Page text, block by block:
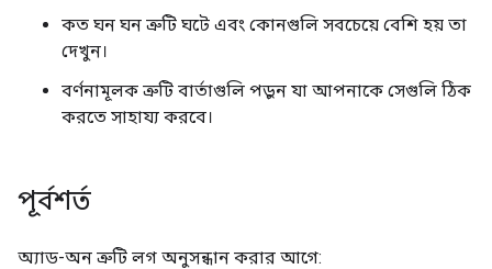
কত ঘন ঘন ত্রুটি ঘটে এবং কোনগুলি সবচেয়ে বেশি হয় তা
দেখুন।
বর্ণনামূলক ত্রুটি বার্তাগুলি পড়ুন যা আপনাকে সেগুলি ঠিক
করতে সাহায্য করবে।
পূর্বশর্ত
অ্যাড-অন ত্রুটি লগ অনুসন্ধান করার আগে: